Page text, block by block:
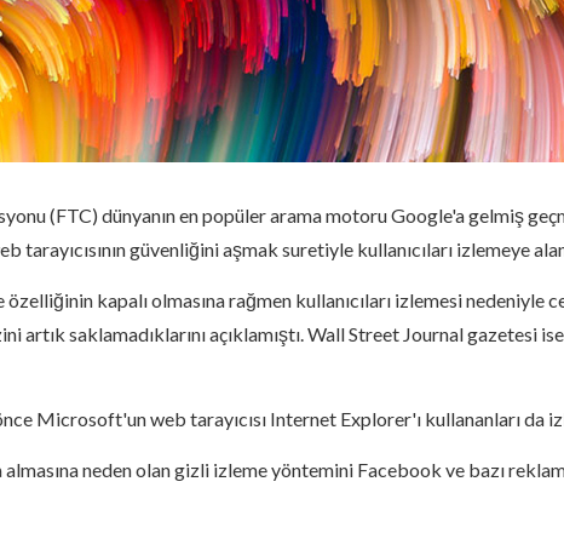
(FTC) dünyanın en popüler arama motoru Google'a gelmiş
tarayıcısının güvenliğini aşmak suretiyle kullanıcıları izlemeye
özelliğinin kapalı olmasına rağmen kullanıcıları izlemesi nedeniyle
artık saklamadıklarını açıklamıştı. Wall Street Journal gazetesi
Microsoft'un web tarayıcısı Internet Explorer'ı kullananları da
neden olan gizli izleme yöntemini Facebook ve bazı